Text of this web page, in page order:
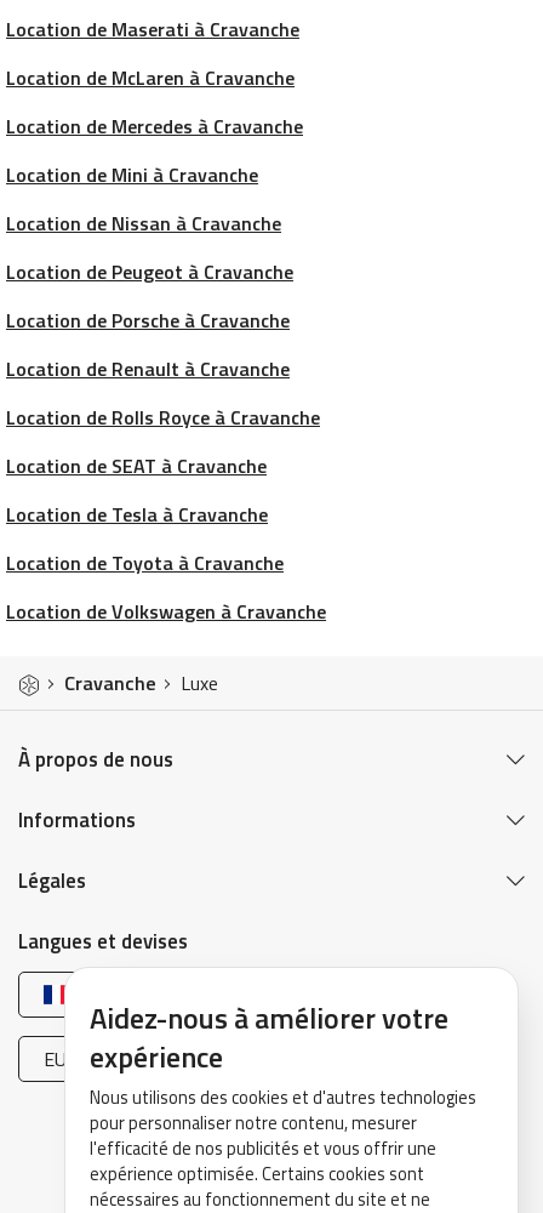
Location de Maserati à Cravanche
Location de McLaren à Cravanche
Location de Mercedes à Cravanche
Location de Mini à Cravanche
Location de Nissan à Cravanche
Location de Peugeot à Cravanche
Location de Porsche à Cravanche
Location de Renault à Cravanche
Location de Rolls Royce à Cravanche
Location de SEAT à Cravanche
Location de Tesla à Cravanche
Location de Toyota à Cravanche
Location de Volkswagen à Cravanche
Cravanche Luxe
À propos de nous
Informations
Légales
Langues et devises
EUR (€)
Aidez-nous à améliorer votre
expérience
Nous utilisons des cookies et d'autres technologies
pour personnaliser notre contenu, mesurer
l'efficacité de nos publicités et vous offrir une
expérience optimisée. Certains cookies sont
nécessaires au fonctionnement du site et ne